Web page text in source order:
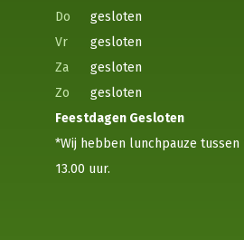
Do
gesloten
Vr
gesloten
Za
gesloten
Zo
gesloten
Feestdagen Gesloten
*Wij hebben lunchpauze tussen
13.00 uur.